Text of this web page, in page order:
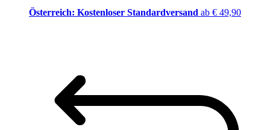
Österreich: Kostenloser Standardversand ab € 49,90